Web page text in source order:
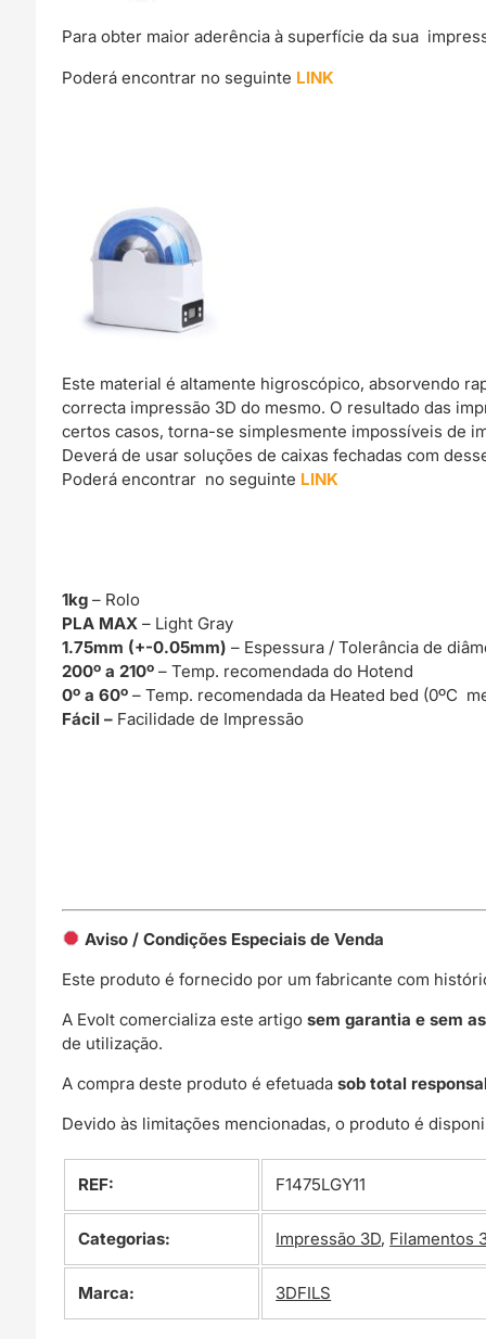
Para obter maior aderência à superfície da sua
Poderá encontrar no seguinte LINK
Este material é altamente higroscópico, absorvendo
correcta impressão 3D do mesmo. O resultado das
certos casos, torna-se simplesmente impossíveis de
Deverá de usar soluções de caixas fechadas com
Poderá encontrar no seguinte LINK
1kg – Rolo
PLA MAX– Light Gray
1.75mm (+-0.05mm)– Espessura / Tolerância de
200º a 210º– Temp. recomendada do Hotend
0º a 60º– Temp. recomendada da Heated bed (0ºC
Fácil – Facilidade de Impressão
Aviso / Condições Especiais de Venda
Este produto é fornecido por um fabricante com
A Evolt comercializa este artigosem garantia e sem
de utilização.
A compra deste produto é efetuadasob total
Devido às limitações mencionadas, o produto é
REF: F1475LGY11
Categorias: Impressão 3D, Filamentos
Marca: 3DFILS